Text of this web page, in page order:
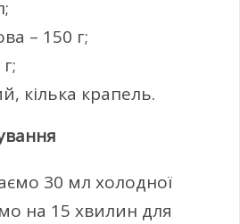
– 150 г;
кілька крапель.
30 мл холодної
на 15 хвилин для